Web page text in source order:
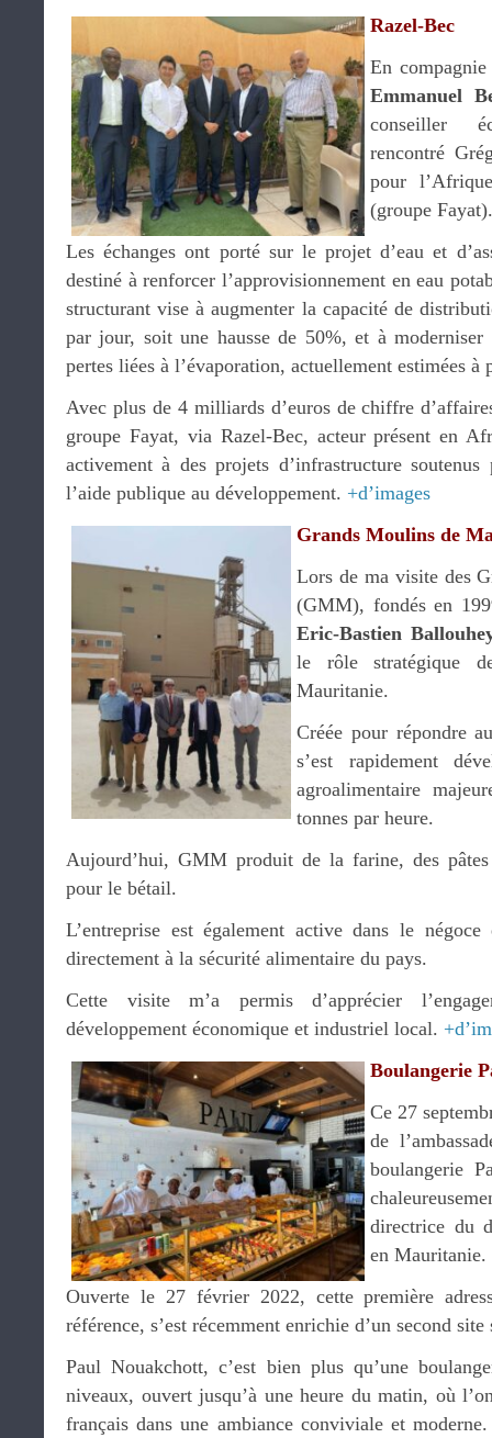
Razel-Bec
En compagnie
Emmanuel
conseiller
rencontré
pour
(groupe Fayat).
Les échanges ont porté sur le projet d’eau et
destiné à renforcer l’approvisionnement en eau
structurant vise à augmenter la capacité de
par jour, soit une hausse de 50%, et à
pertes liées à l’évaporation, actuellement estimées à
Avec plus de 4 milliards d’euros de chiffre
groupe Fayat, via Razel-Bec, acteur présent en
activement à des projets d’infrastructure
l’aide publique au développement. +d’images
Grands Moulins de
Lors de ma visite des
(GMM), fondés en
Eric-Bastien
le rôle stratégique
Mauritanie.
Créée pour répondre
s’est rapidement
agroalimentaire
tonnes par heure.
Aujourd’hui, GMM produit de la farine, des
pour le bétail.
L’entreprise est également active dans le
directement à la sécurité alimentaire du pays.
Cette visite m’a permis d’apprécier
développement économique et industriel local.
Boulangerie
Ce 27
de
boulangerie
directrice du
en Mauritanie.
Ouverte le 27 février 2022, cette première
référence, s’est récemment enrichie d’un second
Paul Nouakchott, c’est bien plus qu’une
niveaux, ouvert jusqu’à une heure du matin, où
français dans une ambiance conviviale et